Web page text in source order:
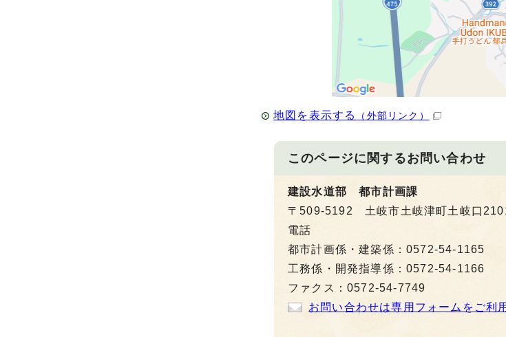
地図を表示する （外部リンク）
このページに関するお問い合わせ
建設水道部 都市計画課
〒509-5192 土岐市土岐津町土岐口
電話
都市計画係・建築係：0572-54-1165
工務係・開発指導係：0572-54-1166
ファクス：0572-54-7749
お問い合わせは専用フォームをご利